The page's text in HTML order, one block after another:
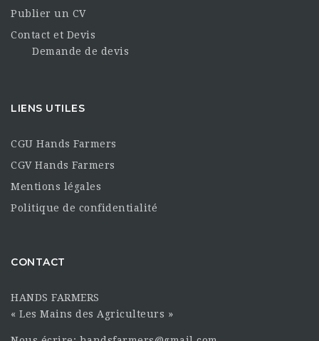
Publier un CV
Contact et Devis
Demande de devis
LIENS UTILES
CGU Hands Farmers
CGV Hands Farmers
Mentions légales
Politique de confidentialité
CONTACT
HANDS FARMERS
« Les Mains des Agriculteurs »